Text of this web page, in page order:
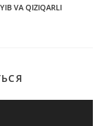
VA QIZIQARLI